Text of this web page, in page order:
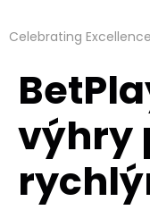
Celebrating
výhry